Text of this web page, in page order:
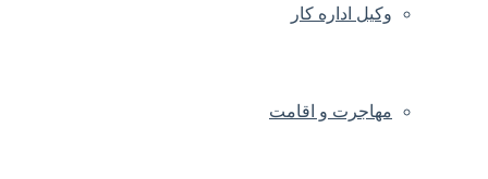
وکیل اداره کار
مهاجرت و اقامت